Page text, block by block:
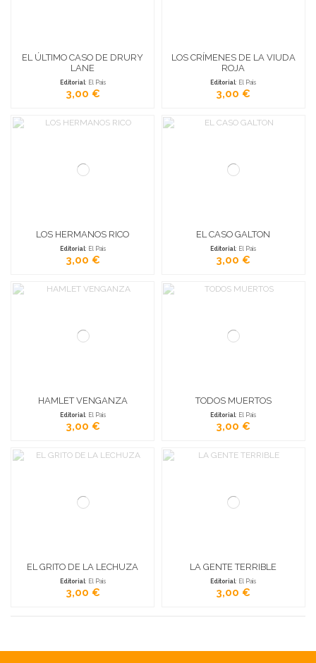
EL ÚLTIMO CASO DE DRURY
LANE
Editorial: El Pais
3,00 €
LOS CRÍMENES DE LA VIUDA
ROJA
Editorial: El Pais
3,00 €
LOS HERMANOS RICO
Editorial: El Pais
3,00 €
EL CASO GALTON
Editorial: El Pais
3,00 €
HAMLET VENGANZA
Editorial: El Pais
3,00 €
TODOS MUERTOS
Editorial: El Pais
3,00 €
EL GRITO DE LA LECHUZA
Editorial: El Pais
3,00 €
LA GENTE TERRIBLE
Editorial: El Pais
3,00 €